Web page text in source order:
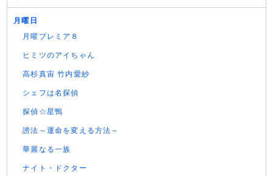
月曜日
月曜プレミア８
ヒミツのアイちゃん
高杉真宙 竹内愛紗
シェフは名探偵
探偵☆星鴨
謗法～運命を変える方法～
華麗なる一族
ナイト・ドクター